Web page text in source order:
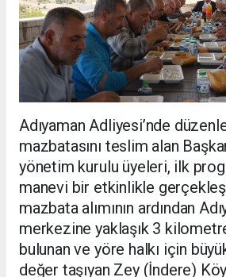
Adıyaman Adliyesi’nde
mazbatasını teslim alan
yönetim kurulu üyeleri, ilk
manevi bir etkinlikle
mazbata alımının ardından
merkezine yaklaşık 3
bulunan ve yöre halkı için
değer taşıyan Zey (İndere)